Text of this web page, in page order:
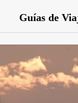
Guías de